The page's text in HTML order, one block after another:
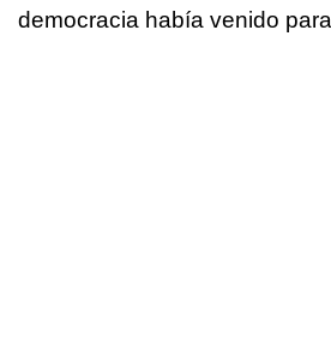
democracia había venido